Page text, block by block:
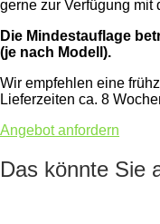
gerne zur Verfügung mit
Die Mindestauflage
(je nach Modell).
Wir empfehlen eine
Lieferzeiten ca. 8
Angebot anfordern
Das könnte Sie